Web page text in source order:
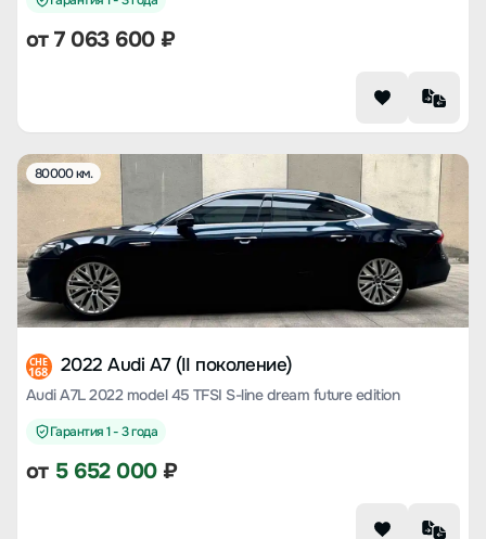
от7 063 600₽
80000 км.
CHE
168 2022 Audi A7 (II поколение)
Audi A7L 2022 model 45 TFSI S-line dream future edition
Гарантия 1 - 3 года
от 5 652 000₽